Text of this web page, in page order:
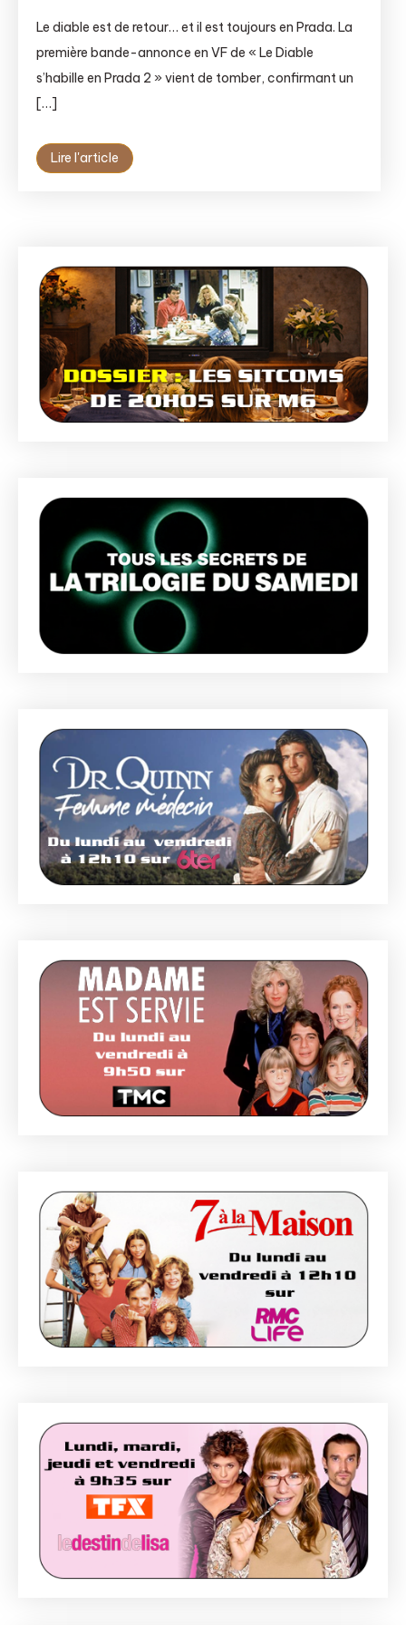
Le diable est de retour… et il est toujours en Prada. La
première bande-annonce en VF de « Le Diable
s’habille en Prada 2 » vient de tomber, confirmant un
[…]
Lire l'article